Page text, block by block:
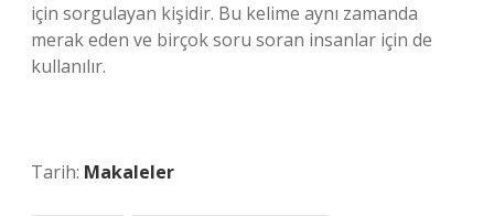
için sorgulayan kişidir. Bu kelime aynı zamanda
merak eden ve birçok soru soran insanlar için de
kullanılır.
Tarih: Makaleler